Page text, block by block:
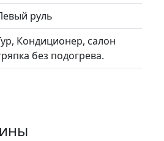
руль
Кондиционер, салон
без подогрева.